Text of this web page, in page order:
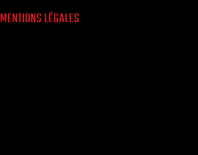
MENTIONS LÉGALES